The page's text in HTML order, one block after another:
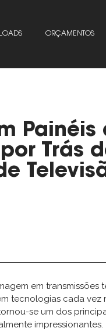
ORÇAMENTOS
Painéis
por Trás
em transmissões
tecnologias cada vez
se um dos
impressionantes.